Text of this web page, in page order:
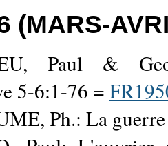
(MARS-
Paul &
5-6:1-76 =
Ph.: La